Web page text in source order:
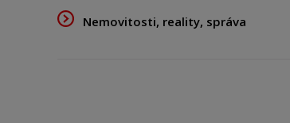
Nemovitosti, reality, správa